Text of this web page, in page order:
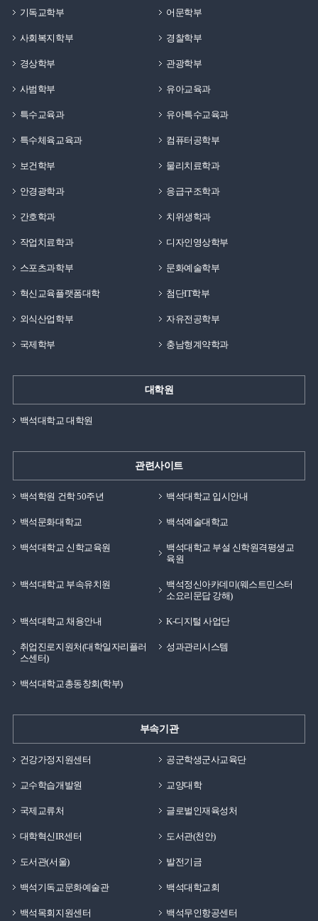
기독교학부 어문학부
사회복지학부 경찰학부
경상학부 관광학부
사범학부 유아교육과
특수교육과 유아특수교육과
특수체육교육과 컴퓨터공학부
보건학부 물리치료학과
안경광학과 응급구조학과
간호학과 치위생학과
작업치료학과 디자인영상학부
스포츠과학부 문화예술학부
혁신교육플랫폼대학 첨단IT학부
외식산업학부 자유전공학부
국제학부 충남형계약학과
대학원
백석대학교 대학원
관련사이트
백석학원 건학 50주년 백석대학교 입시안내
백석문화대학교 백석예술대학교
백석대학교 신학교육원
백석대학교 부설 신학원격평생교
육원
백석대학교 부속유치원
백석정신아카데미(웨스트민스터
소요리문답 강해)
백석대학교 채용안내 K-디지털 사업단
취업진로지원처(대학일자리플러
스센터)
성과관리시스템
백석대학교총동창회(학부)
부속기관
건강가정지원센터 공군학생군사교육단
교수학습개발원 교양대학
국제교류처 글로벌인재육성처
대학혁신IR센터 도서관(천안)
도서관(서울) 발전기금
백석기독교문화예술관 백석대학교회
백석목회지원센터 백석무인항공센터